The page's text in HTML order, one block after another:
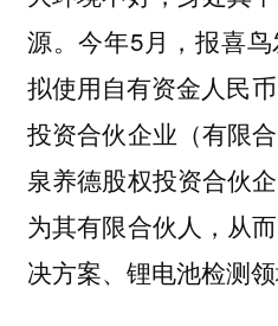
源。今年5月，报喜
拟使用自有资金人民
投资合伙企业（有限
泉养德股权投资合伙
为其有限合伙人，从
决方案、锂电池检测领